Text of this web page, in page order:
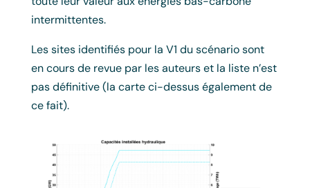
intermittentes.
Les sites identifiés pour la V1 du scénario sont
en cours de revue par les auteurs et la liste n’est
pas définitive (la carte ci-dessus également de
ce fait).